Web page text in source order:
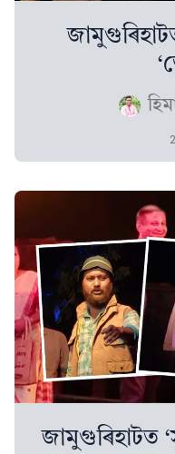
জামুগুৰিহাটত